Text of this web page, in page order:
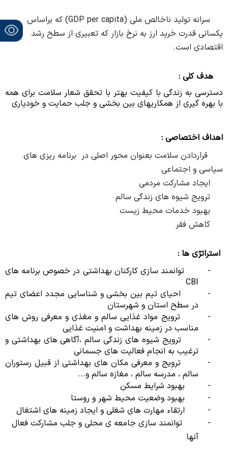
سرانه تولید ناخالص ملی (GDP per capita) که براساس
یکسانی قدرت خرید ارز به نرخ بازار که تعبیری از سطح رشد
اقتصادی است.
هدف کلی :
دسترسی به زندگی با کیفیت بهتر با تحقق شعار سلامت برای همه
با بهره گیری از همکاریهای بین بخشی و جلب حمایت و خودیاری
اهداف اختصاصی :
قراردادن سلامت بعنوان محور اصلی در برنامه ریزی های
سیاسی و اجتماعی
ایجاد مشارکت مردمی
ترویج شیوه های زندگی سالم
بهبود خدمات محیط زیست
کاهش فقر
استراتژی ها :
-
توانمند سازی کارکنان بهداشتی در خصوص برنامه های
CBI
-
احیای تیم بین بخشی و شناسایی مجدد اعضای تیم
در سطح استان و شهرستان
-
ترویج مواد غذایی سالم و مغذی و معرفی روش های
مناسب در زمینه بهداشت و امنیت غذایی
-
ترویج شیوه های زندگی سالم ،آگاهی های بهداشتی و
ترغیب به انجام فعالیت های جسمانی
-
ترویج و معرفی مکان های بهداشتی از قبیل رستوران
سالم ، مدرسه سالم ، مغازه سالم و...
-
بهبود شرایط مسکن
-
بهبود وضعیت محیط شهر و روستا
-
ارتقاء مهارت های شغلی و ایجاد زمینه های اشتغال
-
توانمند سازی جامعه ی محلی و جلب مشارکت فعال
آنها